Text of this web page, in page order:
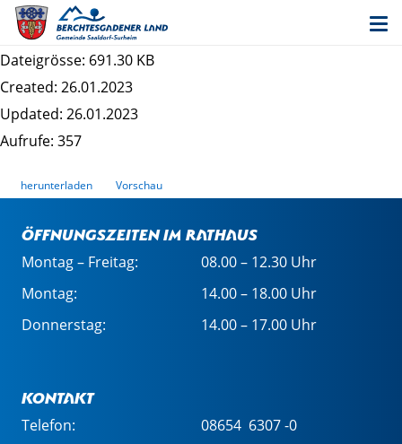
Bekanntmachung Auslegung 19. Änderung des
Flächennutzungsplans
Dateigrösse: 691.30 KB
Created: 26.01.2023
Updated: 26.01.2023
Aufrufe: 357
herunterladen Vorschau
Öffnungszeiten im Rathaus
Montag – Freitag:
08.00 – 12.30 Uhr
Montag:
14.00 – 18.00 Uhr
Donnerstag:
14.00 – 17.00 Uhr
Kontakt
Telefon: 08654 6307 -0